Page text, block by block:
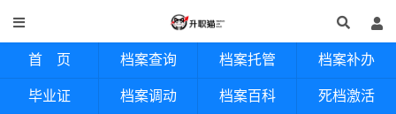
首 页 档案查询 档案托管 档案补办
毕业证 档案调动 档案百科 死档激活